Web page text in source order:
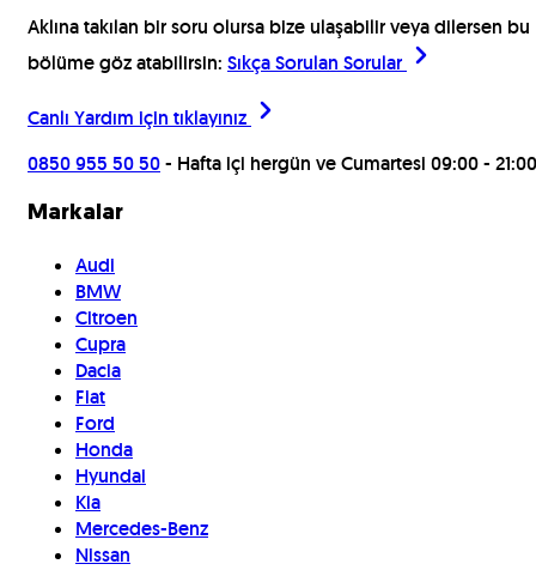
Aklına takılan bir soru olursa bize ulaşabilir veya dilersen bu
bölüme göz atabilirsin: Sıkça Sorulan Sorular
Canlı Yardım için tıklayınız
0850 955 50 50- Hafta içi hergün ve Cumartesi 09:00 - 21:00
Markalar
Audi
BMW
Citroen
Cupra
Dacia
Fiat
Ford
Honda
Hyundai
Kia
Mercedes-Benz
Nissan